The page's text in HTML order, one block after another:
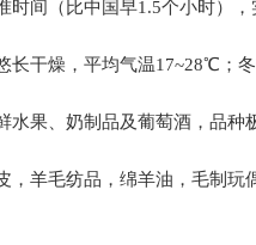
时间（比中国早1.5个小时）
长干燥，平均气温17~28℃；冬
水果、奶制品及葡萄酒，品种
，羊毛纺品，绵羊油，毛制玩